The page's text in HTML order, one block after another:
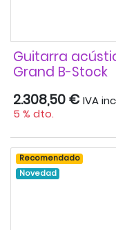
Guitarra
Grand B-Stock
2.308,50 € IVA
5 % dto.
Recomendado
Novedad